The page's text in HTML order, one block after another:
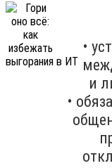
•
и
•